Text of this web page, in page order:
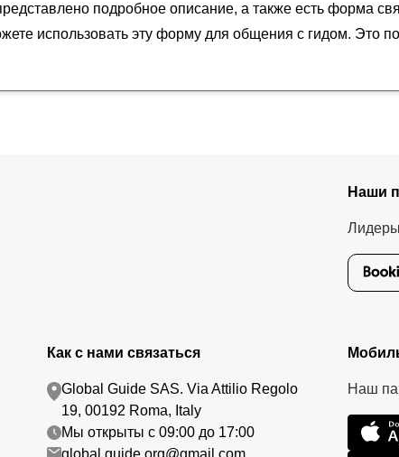
подробное описание, а также есть форма
использовать эту форму для общения с гидом. Это
Наши
Лидеры
Как с нами связаться
Global Guide SAS. Via Attilio Regolo
19, 00192 Roma, Italy
Мы открыты с 09:00 до 17:00
global.guide.org@gmail.com
Наш